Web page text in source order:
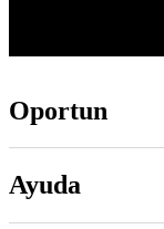
Oportun
Ayuda